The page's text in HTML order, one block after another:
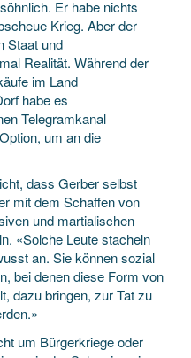
Er habe nichts
Krieg. Aber der
Staat und
Realität. Während der
im Land
habe es
Telegramkanal
um an die
dass Gerber selbst
mit dem Schaffen von
und martialischen
«Solche Leute stacheln
an. Sie können sozial
bei denen diese Form von
dazu bringen, zur Tat zu
um Bürgerkriege oder